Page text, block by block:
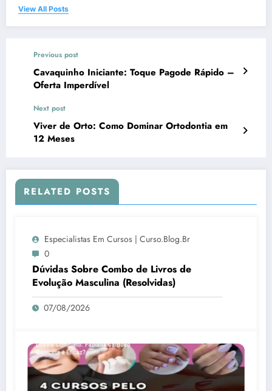
View All Posts
Previous post
Cavaquinho Iniciante: Toque Pagode Rápido –
Oferta Imperdível
Next post
Viver de Orto: Como Dominar Ortodontia em
12 Meses
RELATED POSTS
Especialistas Em Cursos | Curso.blog.br
0
Dúvidas Sobre Combo de Livros de
Evolução Masculina (Resolvidas)
07/08/2026